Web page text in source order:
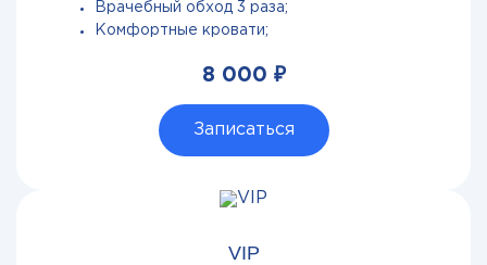
Врачебный обход 3 раза;
Комфортные кровати;
8 000 ₽
Записаться
VIP